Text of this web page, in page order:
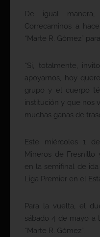
De igual
Correcaminos a
“Marte R. Gómez”
“Si, totalmente,
apoyarnos, hoy
grupo y el cuerpo
institución y que nos
muchas ganas de
Este miércoles 1
Mineros de Fresnillo
en la semifinal de
Liga Premier en el
Para la vuelta, el
sábado 4 de mayo a
“Marte R. Gómez”.